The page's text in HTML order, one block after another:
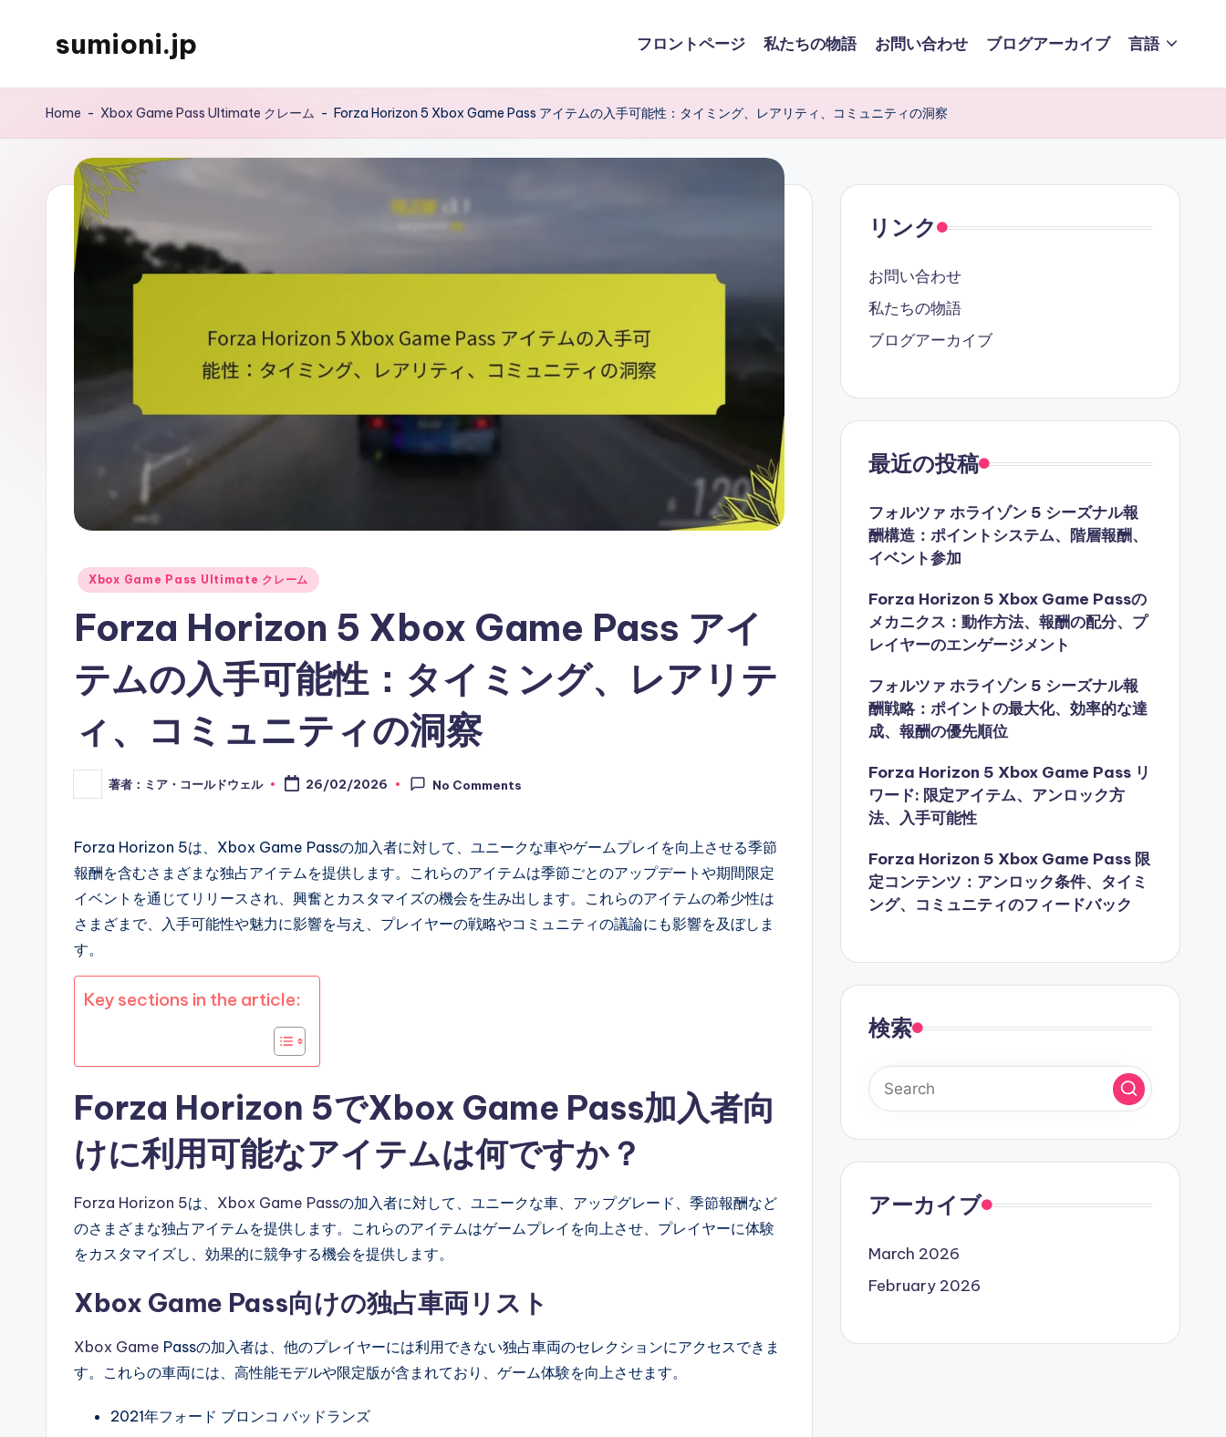
sumioni.jp フロントページ 私たちの物語 お問い合わせ ブログアーカイブ 言語
Home - Xbox Game Pass Ultimate クレーム - Forza Horizon 5 Xbox Game Pass アイテムの入手可能性：タイミング、レアリティ、コミュニティの洞察
Posted
Xbox Game Pass Ultimate クレーム
Forza Horizon 5 Xbox Game Pass アイ
テムの入手可能性：タイミング、レアリテ
ィ、コミュニティの洞察
Posted
by
著者：ミア・コールドウェル 26/02/2026 No Comments
Forza Horizon 5は、Xbox Game Passの加入者に対して、ユニークな車やゲームプレイを向上させる季節
報酬を含むさまざまな独占アイテムを提供します。これらのアイテムは季節ごとのアップデートや期間限定
イベントを通じてリリースされ、興奮とカスタマイズの機会を生み出します。これらのアイテムの希少性は
さまざまで、入手可能性や魅力に影響を与え、プレイヤーの戦略やコミュニティの議論にも影響を及ぼしま
す。
Key sections in the article:
Forza Horizon 5でXbox Game Pass加入者向
けに利用可能なアイテムは何ですか？
Forza Horizon 5は、 Xbox Game Passの加入者に対して、ユニークな車、アップグレード、季節報酬など
のさまざまな独占アイテムを提供します。これらのアイテムはゲームプレイを向上させ、プレイヤーに体験
をカスタマイズし、効果的に競争する機会を提供します。
Xbox Game Pass向けの独占車両リスト
Xbox Game Passの加入者は、他のプレイヤーには利用できない独占車両のセレクションにアクセスできま
す。これらの車両には、高性能モデルや限定版が含まれており、ゲーム体験を向上させます。
2021年フォード ブロンコ バッドランズ
リンク
お問い合わせ
私たちの物語
ブログアーカイブ
最近の投稿
フォルツァ ホライゾン 5 シーズナル報
酬構造：ポイントシステム、階層報酬、
イベント参加
Forza Horizon 5 Xbox Game Passの
メカニクス：動作方法、報酬の配分、プ
レイヤーのエンゲージメント
フォルツァ ホライゾン 5 シーズナル報
酬戦略：ポイントの最大化、効率的な達
成、報酬の優先順位
Forza Horizon 5 Xbox Game Pass リ
ワード: 限定アイテム、アンロック方
法、入手可能性
Forza Horizon 5 Xbox Game Pass 限
定コンテンツ：アンロック条件、タイミ
ング、コミュニティのフィードバック
検索
アーカイブ
March 2026
February 2026